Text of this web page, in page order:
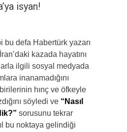
isyan!
bu defa Habertürk yazarı
kazada hayatını
ilgili sosyal medyada
inanamadığını
hınç ve öfkeyle
söyledi ve “Nasıl
sorusunu tekrar
bu noktaya gelindiği